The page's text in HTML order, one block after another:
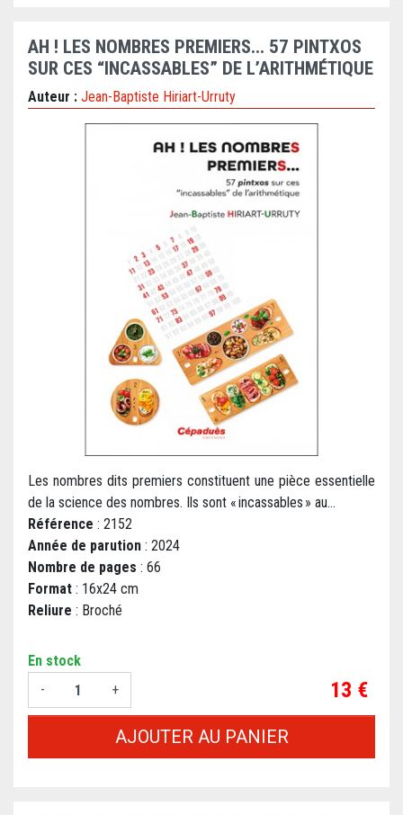
AH ! LES NOMBRES PREMIERS... 57 PINTXOS
SUR CES “INCASSABLES” DE L’ARITHMÉTIQUE
Auteur : Jean-Baptiste Hiriart-Urruty
Les nombres dits premiers constituent une pièce essentielle
de la science des nombres. Ils sont « incassables » au...
Référence : 2152
Année de parution : 2024
Nombre de pages : 66
Format : 16x24 cm
Reliure : Broché
En stock
-
+ Prix
13 €
AJOUTER AU PANIER